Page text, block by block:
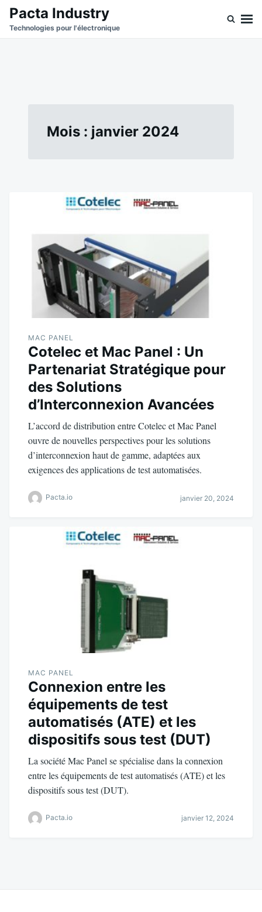
SkipSearch
for:
Pacta Industry
Technologies pour l'électronique
Mois : janvier 2024
MAC PANEL
Cotelec et Mac Panel : Un
Partenariat Stratégique pour
des Solutions
d’Interconnexion Avancées
L’accord de distribution entre Cotelec et Mac Panel
ouvre de nouvelles perspectives pour les solutions
d’interconnexion haut de gamme, adaptées aux
exigences des applications de test automatisées.
Pacta.io janvier 20, 2024
MAC PANEL
Connexion entre les
équipements de test
automatisés (ATE) et les
dispositifs sous test (DUT)
La société Mac Panel se spécialise dans la connexion
entre les équipements de test automatisés (ATE) et les
dispositifs sous test (DUT).
Pacta.io janvier 12, 2024